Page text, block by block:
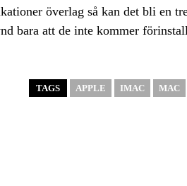
överlag så kan det bli en
bara att de inte kommer
TAGS APPLE IMAC MAC